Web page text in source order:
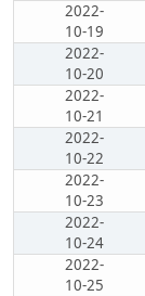
2022-
10-19
2022-
10-20
2022-
10-21
2022-
10-22
2022-
10-23
2022-
10-24
2022-
10-25